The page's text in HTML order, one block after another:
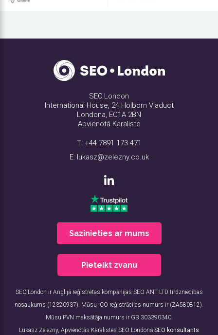
SEO.London
International House, 24 Holborn Viaduct
Londona, EC1A 2BN
Apvienotā Karaliste
T: +44 7891 173 471
E: lukasz@zelezny.co.uk
Sazinieties ar mums
Pieteikt zvanu
SEO.London ir Anglijā reģistrētas kompānijas SEO ANT LTD tirdzniecības
nosaukums (12320937). Mūsu ICO reģistrācijas numurs ir (ZA580812).
Mūsu PVN maksātāja numurs ir GB 303390340.
Lukasz Zelezny, Apvienotās Karalistes SEO Londonā SEO konsultants